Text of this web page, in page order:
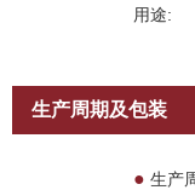
用途:
生产周期及包装
● 生产